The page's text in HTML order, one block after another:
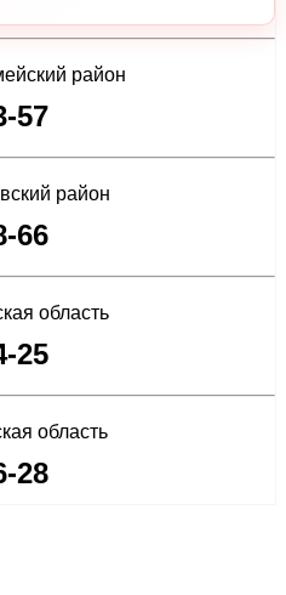
район
57
район
66
область
25
область
28